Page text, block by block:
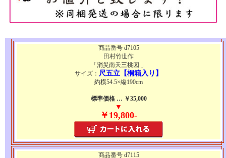
商品番号 d7105
田村竹世作
「消災南天三桃図 」
サイズ： 尺五立【桐箱入り】
約横54.5×縦190cm
標準価格 … ￥35,000
▼
￥19,800-
商品番号 d7115